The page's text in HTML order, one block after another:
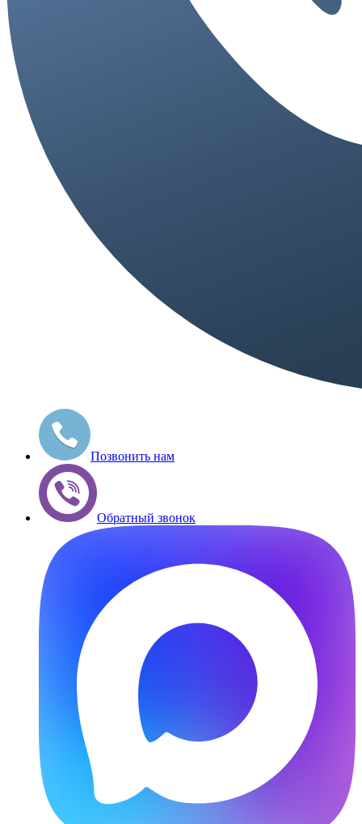
Позвонить нам
Обратный звонок